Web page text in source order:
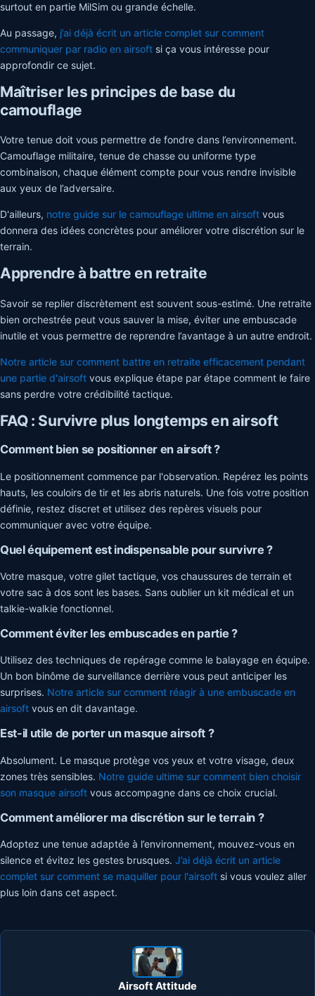
surtout en partie MilSim ou grande échelle.
Au passage, j’ai déjà écrit un article complet sur comment
communiquer par radio en airsoft si ça vous intéresse pour
approfondir ce sujet.
Maîtriser les principes de base du
camouflage
Votre tenue doit vous permettre de fondre dans l’environnement.
Camouflage militaire, tenue de chasse ou uniforme type
combinaison, chaque élément compte pour vous rendre invisible
aux yeux de l’adversaire.
D'ailleurs, notre guide sur le camouflage ultime en airsoft vous
donnera des idées concrètes pour améliorer votre discrétion sur le
terrain.
Apprendre à battre en retraite
Savoir se replier discrètement est souvent sous-estimé. Une retraite
bien orchestrée peut vous sauver la mise, éviter une embuscade
inutile et vous permettre de reprendre l’avantage à un autre endroit.
Notre article sur comment battre en retraite efficacement pendant
une partie d'airsoft vous explique étape par étape comment le faire
sans perdre votre crédibilité tactique.
FAQ : Survivre plus longtemps en airsoft
Comment bien se positionner en airsoft ?
Le positionnement commence par l'observation. Repérez les points
hauts, les couloirs de tir et les abris naturels. Une fois votre position
définie, restez discret et utilisez des repères visuels pour
communiquer avec votre équipe.
Quel équipement est indispensable pour survivre ?
Votre masque, votre gilet tactique, vos chaussures de terrain et
votre sac à dos sont les bases. Sans oublier un kit médical et un
talkie-walkie fonctionnel.
Comment éviter les embuscades en partie ?
Utilisez des techniques de repérage comme le balayage en équipe.
Un bon binôme de surveillance derrière vous peut anticiper les
surprises. Notre article sur comment réagir à une embuscade en
airsoft vous en dit davantage.
Est-il utile de porter un masque airsoft ?
Absolument. Le masque protège vos yeux et votre visage, deux
zones très sensibles. Notre guide ultime sur comment bien choisir
son masque airsoft vous accompagne dans ce choix crucial.
Comment améliorer ma discrétion sur le terrain ?
Adoptez une tenue adaptée à l’environnement, mouvez-vous en
silence et évitez les gestes brusques. J’ai déjà écrit un article
complet sur comment se maquiller pour l'airsoft si vous voulez aller
plus loin dans cet aspect.
Airsoft Attitude